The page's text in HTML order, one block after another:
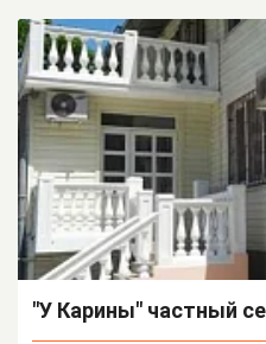
"У Карины" частный